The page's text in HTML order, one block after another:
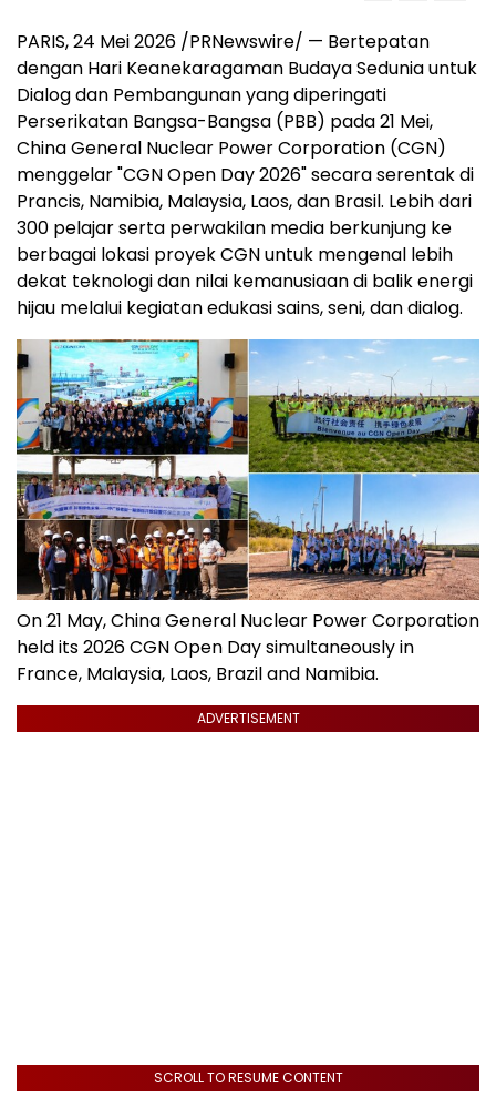
PARIS, 24 Mei 2026 /PRNewswire/ — Bertepatan
dengan Hari Keanekaragaman Budaya Sedunia untuk
Dialog dan Pembangunan yang diperingati
Perserikatan Bangsa-Bangsa (PBB) pada 21 Mei,
China General Nuclear Power Corporation (CGN)
menggelar "CGN Open Day 2026" secara serentak di
Prancis, Namibia, Malaysia, Laos, dan Brasil. Lebih dari
300 pelajar serta perwakilan media berkunjung ke
berbagai lokasi proyek CGN untuk mengenal lebih
dekat teknologi dan nilai kemanusiaan di balik energi
hijau melalui kegiatan edukasi sains, seni, dan dialog.
On 21 May, China General Nuclear Power Corporation
held its 2026 CGN Open Day simultaneously in
France, Malaysia, Laos, Brazil and Namibia.
ADVERTISEMENT
SCROLL TO RESUME CONTENT